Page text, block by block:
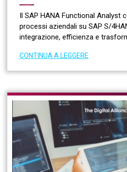
Il SAP HANA Functional
processi aziendali su SAP S/
integrazione, efficienza e
CONTINUA A LEGGERE